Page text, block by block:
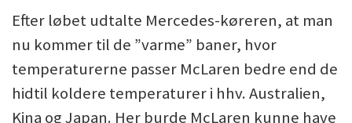
Efter løbet udtalte Mercedes-køreren, at man
nu kommer til de ”varme” baner, hvor
temperaturerne passer McLaren bedre end de
hidtil koldere temperaturer i hhv. Australien,
Kina og Japan. Her burde McLaren kunne have